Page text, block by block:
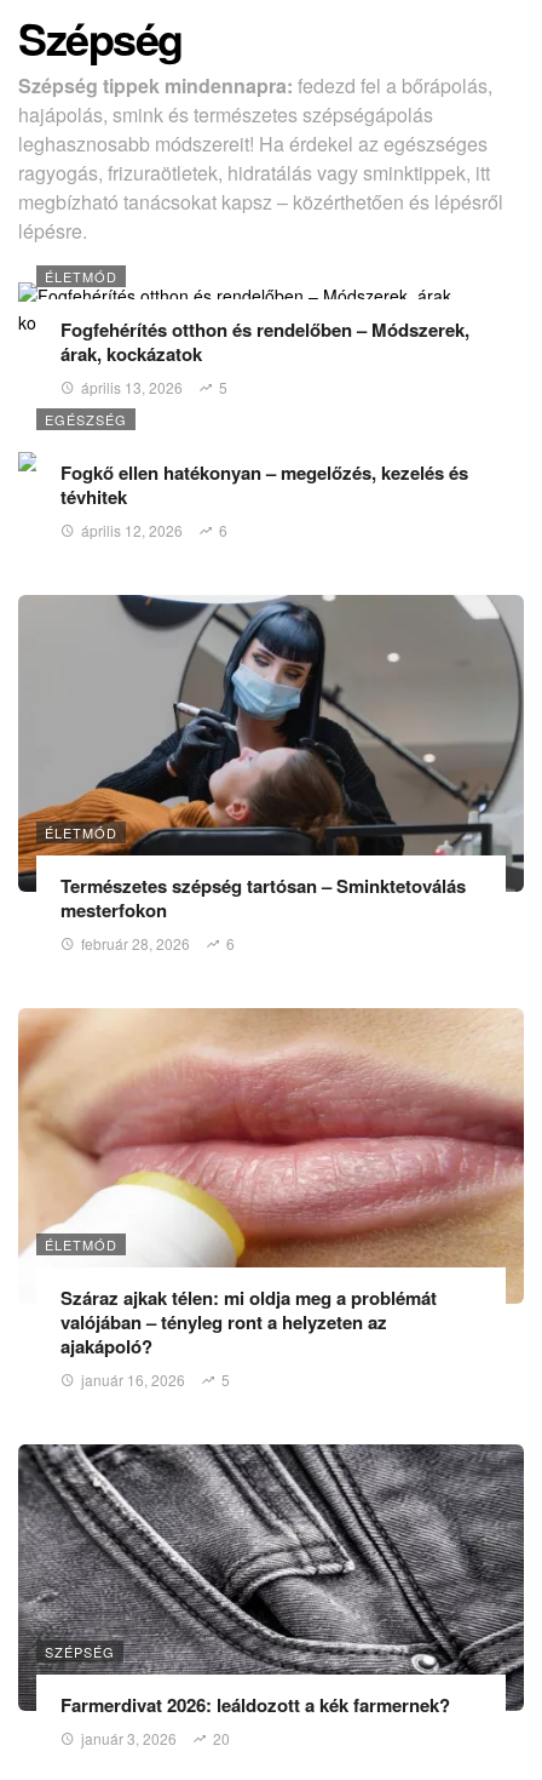
Szépség
Szépség tippek mindennapra: fedezd fel a bőrápolás,
hajápolás, smink és természetes szépségápolás
leghasznosabb módszereit! Ha érdekel az egészséges
ragyogás, frizuraötletek, hidratálás vagy sminktippek, itt
megbízható tanácsokat kapsz – közérthetően és lépésről
lépésre.
ÉLETMÓD
Fogfehérítés otthon és rendelőben – Módszerek,
árak, kockázatok
április 13, 2026 5
EGÉSZSÉG
Fogkő ellen hatékonyan – megelőzés, kezelés és
tévhitek
április 12, 2026 6
ÉLETMÓD
Természetes szépség tartósan – Sminktetoválás
mesterfokon
február 28, 2026 6
ÉLETMÓD
Száraz ajkak télen: mi oldja meg a problémát
valójában – tényleg ront a helyzeten az
ajakápoló?
január 16, 2026 5
SZÉPSÉG
Farmerdivat 2026: leáldozott a kék farmernek?
január 3, 2026 20